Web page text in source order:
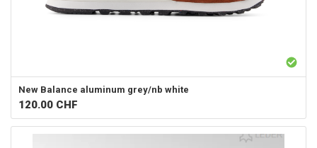
New Balance aluminum grey/nb white
120.00 CHF